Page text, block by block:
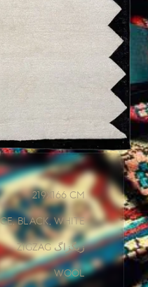
166 CM
219x
Black, White
Zigzag زیگزاگ
Wool